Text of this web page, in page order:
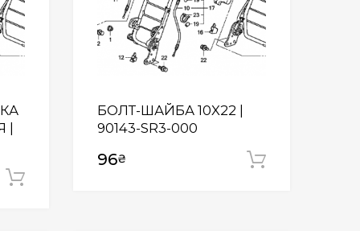
БОЛТ-ШАЙБА 10X22 |
90143-SR3-000
96₴